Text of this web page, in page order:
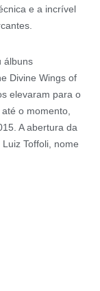
e a incrível
álbuns
Divine Wings of
elevaram para o
o momento,
A abertura da
Toffoli, nome